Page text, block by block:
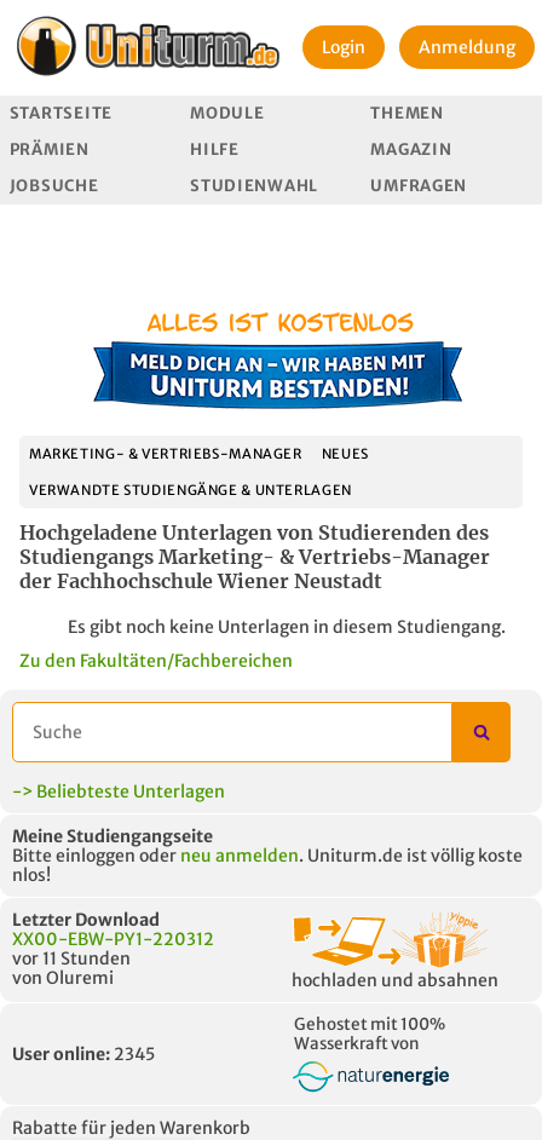
Login Anmeldung
STARTSEITE MODULE
THEMEN
PRÄMIEN
HILFE
MAGAZIN
JOBSUCHE
STUDIENWAHL UMFRAGEN
MARKETING- & VERTRIEBS-MANAGER NEUES
VERWANDTE STUDIENGÄNGE & UNTERLAGEN
Hochgeladene Unterlagen von Studierenden des
Studiengangs Marketing- & Vertriebs-Manager
der Fachhochschule Wiener Neustadt
Es gibt noch keine Unterlagen in diesem Studiengang.
Zu den Fakultäten/Fachbereichen
-> Beliebteste Unterlagen
Meine Studiengangseite
Bitte einloggen oder neu anmelden. Uniturm.de ist völlig koste
nlos!
Letzter Download
XX00-EBW-PY1-220312
vor 11 Stunden
von Oluremi
hochladen und absahnen
User online: 2345
Gehostet mit 100%
Wasserkraft von
Rabatte für jeden Warenkorb